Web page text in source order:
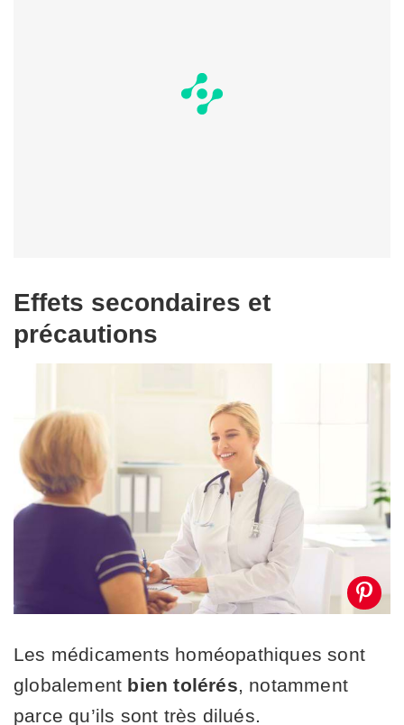
Effets secondaires et
précautions
Les médicaments homéopathiques sont
globalement bien tolérés, notamment
parce qu’ils sont très dilués.